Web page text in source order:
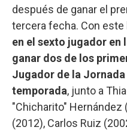
después de ganar el
tercera fecha. Con este
en el sexto jugador en
ganar dos de los
Jugador de la
temporada, junto a
"Chicharito" Hernández
(2012), Carlos Ruiz